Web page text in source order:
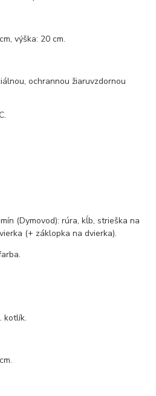
výška: 20 cm.
ochrannou žiaruvzdornou
(Dymovod): rúra, kĺb, strieška na
(+ záklopka na dvierka).
kotlík.